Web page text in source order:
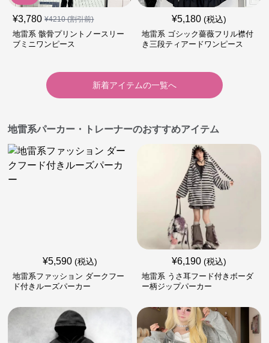
¥3,780 ¥4210(割引前)
地雷系 骸骨プリントノースリー
ブミニワンピース
¥5,180 (税込)
地雷系 ゴシック薔薇フリル襟付
き三段ティアードワンピース
新着アイテムの一覧へ
地雷系パーカー・トレーナーのおすすめアイテム
¥5,590 (税込)
地雷系ファッション ダークフー
ド付きルーズパーカー
¥6,190 (税込)
地雷系 うさ耳フード付きボーダ
ー柄ジップパーカー